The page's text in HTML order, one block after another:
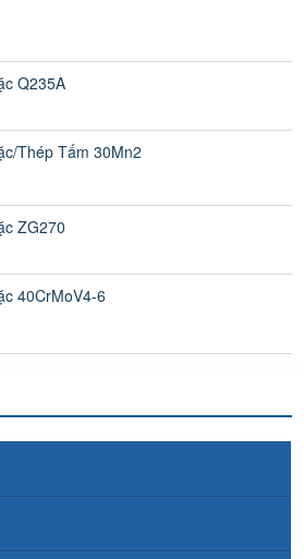
Q235A
Thép Tấm 30Mn2
ZG270
40CrMoV4-6